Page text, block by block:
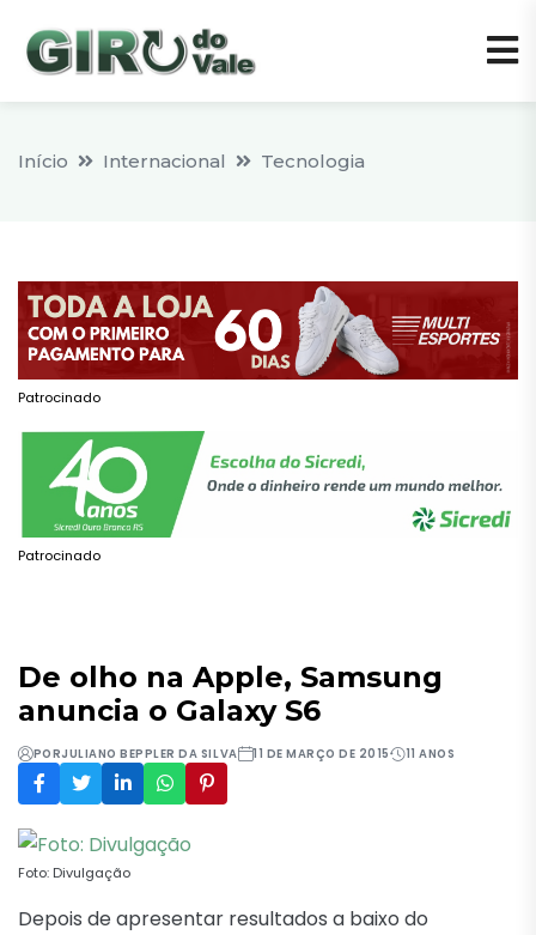
Início Internacional Tecnologia
Patrocinado
Patrocinado
De olho na Apple, Samsung
anuncia o Galaxy S6
PORJULIANO BEPPLER DA SILVA 11 DE MARÇO DE 2015 11 ANOS
Foto: Divulgação
Depois de apresentar resultados a baixo do